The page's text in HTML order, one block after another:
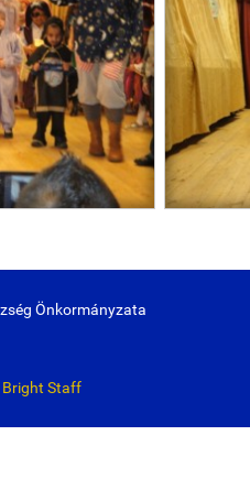
Önkormányzata
Bright Staff